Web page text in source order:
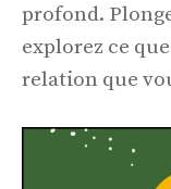
profond.
explorez ce
relation que